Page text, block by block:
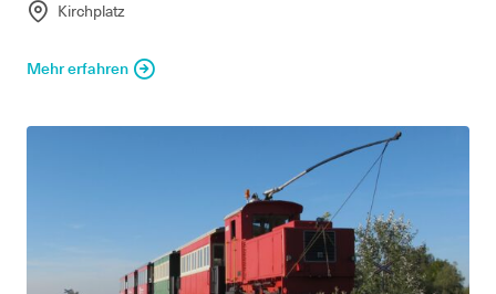
Kirchplatz
Mehr erfahren